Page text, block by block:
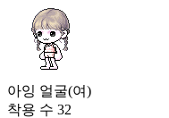
아잉 얼굴(여)
착용 수 32